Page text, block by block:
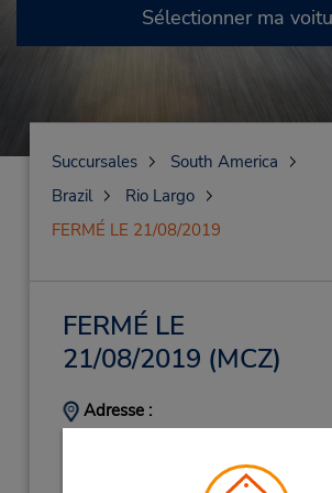
Sélectionner ma
Succursales
South America
Brazil
Rio Largo
FERMÉ LE 21/08/2019
FERMÉ LE
21/08/2019 (MCZ)
Adresse :
Aeroporto de Maceio, Rio Largo,